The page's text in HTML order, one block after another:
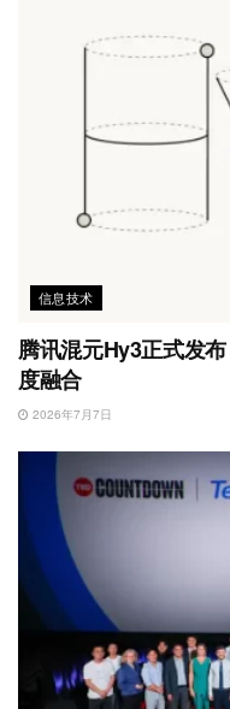
信息技术
腾讯混元Hy3正式发
度融合
2026年7月7日